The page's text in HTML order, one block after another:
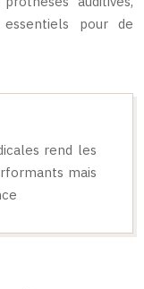
pour de
rend les
mais